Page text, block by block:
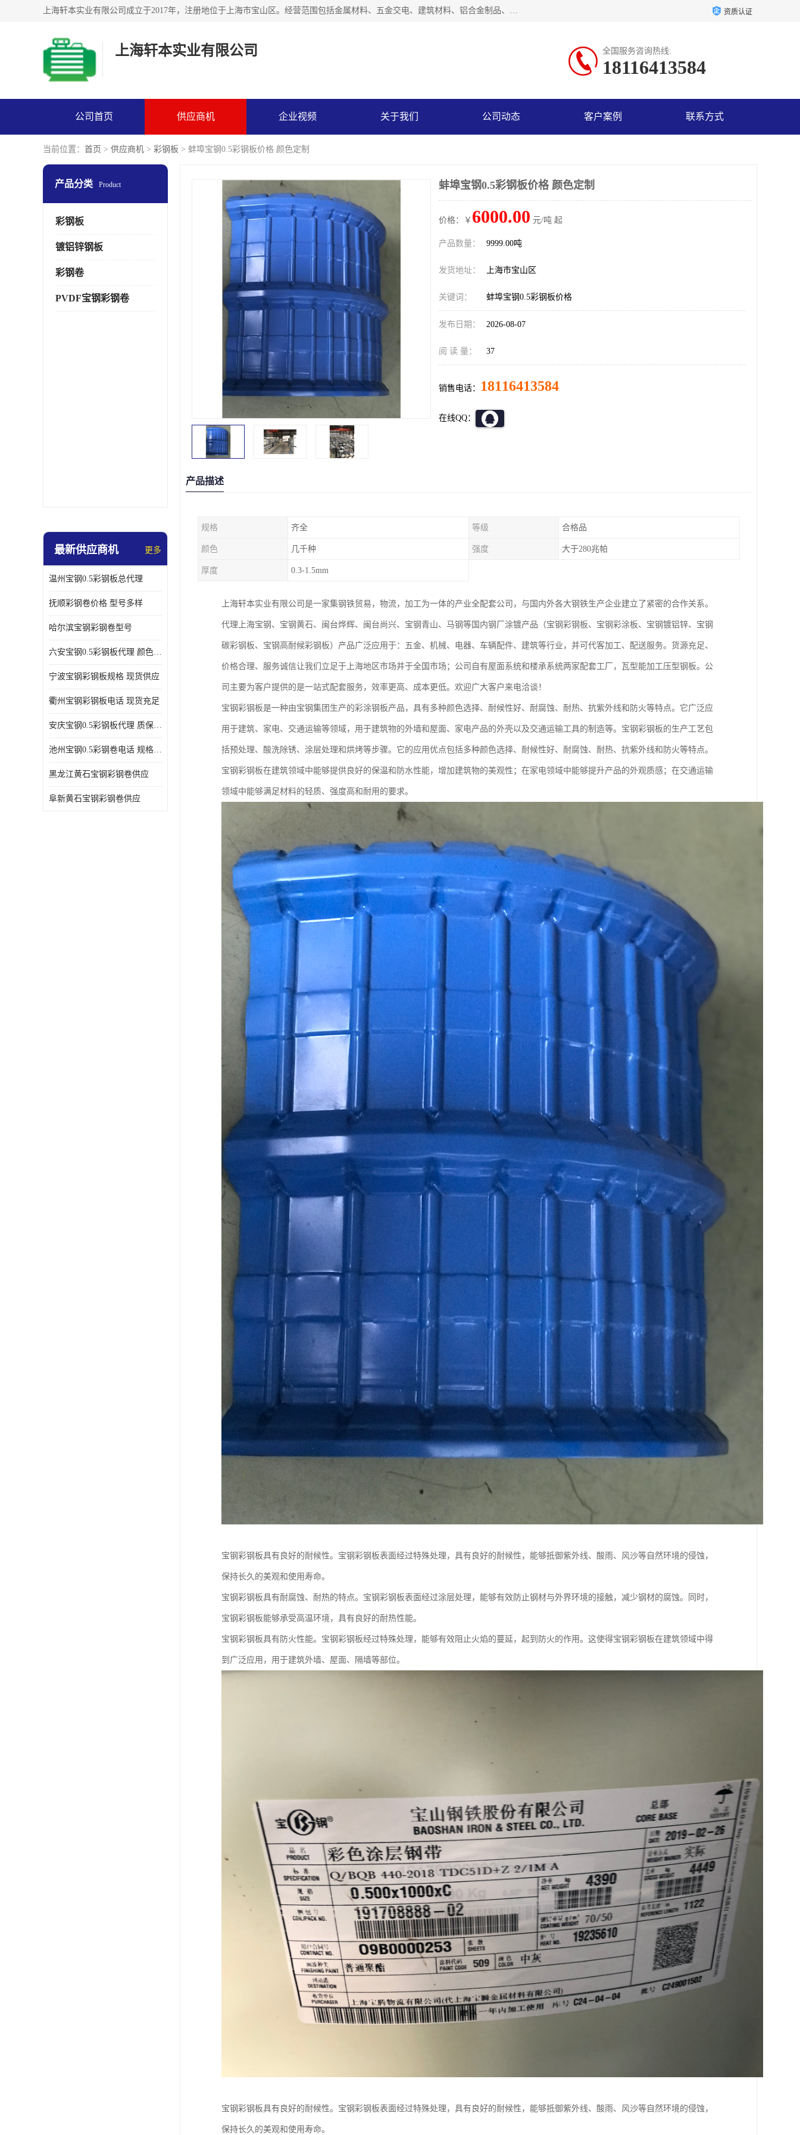
上海轩本实业有限公司成立于2017年，注册地位于上海市宝山区。经营范围包括金属材料、五金交电、建筑材料、铝合金制品、机械设备、电线电缆、装潢材料等；公司主营产品：宝钢彩钢板、宝钢彩钢卷、宝钢彩涂板、宝钢彩涂卷、宝钢高耐候彩钢板，宝钢氟碳彩钢板。是一家集钢铁贸易，物流、加工为一体的产业全配套公司。 资质认证
上海轩本实业有限公司 全国服务咨询热线:
18116413584
公司首页 供应商机 企业视频 关于我们 公司动态 客户案例 联系方式
当前位置： 首页 > 供应商机 > 彩钢板 > 蚌埠宝钢0.5彩钢板价格 颜色定制
产品分类 Product
彩钢板
镀铝锌钢板
彩钢卷
PVDF宝钢彩钢卷
最新供应商机 更多
温州宝钢0.5彩钢板总代理
抚顺彩钢卷价格 型号多样
哈尔滨宝钢彩钢卷型号
六安宝钢0.5彩钢板代理 颜色定制
宁波宝钢彩钢板规格 现货供应
衢州宝钢彩钢板电话 现货充足
安庆宝钢0.5彩钢板代理 质保十年起
池州宝钢0.5彩钢卷电话 规格多样
黑龙江黄石宝钢彩钢卷供应
阜新黄石宝钢彩钢卷供应
蚌埠宝钢0.5彩钢板价格 颜色定制
价格：￥ 6000.00 元/吨 起
产品数量： 9999.00吨
发货地址： 上海市宝山区
关键词： 蚌埠宝钢0.5彩钢板价格
发布日期： 2026-08-07
阅 读 量： 37
销售电话： 18116413584
在线QQ：
产品描述
规格 齐全 等级 合格品
颜色 几千种 强度 大于280兆帕
厚度 0.3-1.5mm
上海轩本实业有限公司是一家集钢铁贸易，物流，加工为一体的产业全配套公司，与国内外各大钢铁生产企业建立了紧密的合作关系。
代理上海宝钢、宝钢黄石、闽台烨辉、闽台尚兴、宝钢青山、马钢等国内钢厂涂镀产品（宝钢彩钢板、宝钢彩涂板、宝钢镀铝锌、宝钢
碳彩钢板、宝钢高耐候彩钢板）产品广泛应用于：五金、机械、电器、车辆配件、建筑等行业，并可代客加工、配送服务。货源充足、
价格合理、服务诚信让我们立足于上海地区市场并于全国市场；公司自有屋面系统和楼承系统两家配套工厂，瓦型能加工压型钢板。公
司主要为客户提供的是一站式配套服务，效率更高、成本更低。欢迎广大客户来电洽谈！
宝钢彩钢板是一种由宝钢集团生产的彩涂钢板产品，具有多种颜色选择、耐候性好、耐腐蚀、耐热、抗紫外线和防火等特点。它广泛应
用于建筑、家电、交通运输等领域，用于建筑物的外墙和屋面、家电产品的外壳以及交通运输工具的制造等。宝钢彩钢板的生产工艺包
括预处理、酸洗除锈、涂层处理和烘烤等步骤。它的应用优点包括多种颜色选择、耐候性好、耐腐蚀、耐热、抗紫外线和防火等特点。
宝钢彩钢板在建筑领域中能够提供良好的保温和防水性能，增加建筑物的美观性；在家电领域中能够提升产品的外观质感；在交通运输
领域中能够满足材料的轻质、强度高和耐用的要求。
宝钢彩钢板具有良好的耐候性。宝钢彩钢板表面经过特殊处理，具有良好的耐候性，能够抵御紫外线、酸雨、风沙等自然环境的侵蚀，
保持长久的美观和使用寿命。
宝钢彩钢板具有耐腐蚀、耐热的特点。宝钢彩钢板表面经过涂层处理，能够有效防止钢材与外界环境的接触，减少钢材的腐蚀。同时，
宝钢彩钢板能够承受高温环境，具有良好的耐热性能。
宝钢彩钢板具有防火性能。宝钢彩钢板经过特殊处理，能够有效阻止火焰的蔓延，起到防火的作用。这使得宝钢彩钢板在建筑领域中得
到广泛应用，用于建筑外墙、屋面、隔墙等部位。
宝钢彩钢板具有良好的耐候性。宝钢彩钢板表面经过特殊处理，具有良好的耐候性，能够抵御紫外线、酸雨、风沙等自然环境的侵蚀，
保持长久的美观和使用寿命。